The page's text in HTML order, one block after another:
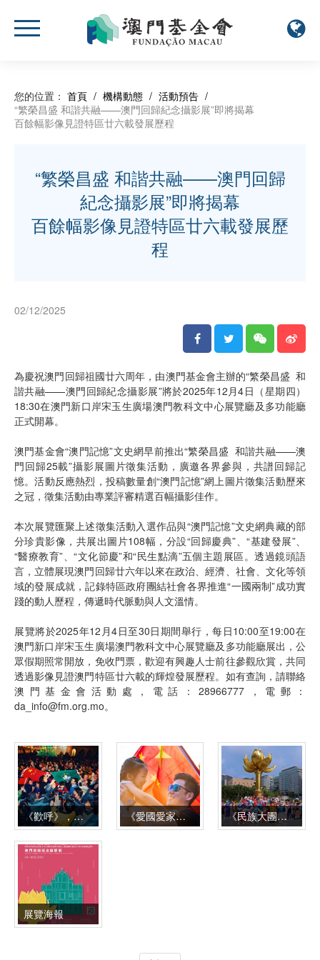
您的位置： 首頁 / 機構動態 / 活動預告 /
“繁榮昌盛 和諧共融——澳門回歸紀念攝影展”即將揭幕
百餘幅影像見證特區廿六載發展歷程
“繁榮昌盛 和諧共融——澳門回歸
紀念攝影展”即將揭幕
百餘幅影像見證特區廿六載發展歷
程
02/12/2025
為慶祝澳門回歸祖國廿六周年，由澳門基金會主辦的“繁榮昌盛 和
諧共融——澳門回歸紀念攝影展”將於2025年12月4日（星期四）
18:30在澳門新口岸宋玉生廣場澳門教科文中心展覽廳及多功能廳
正式開幕。
澳門基金會“澳門記憶”文史網早前推出“繁榮昌盛 和諧共融——澳
門回歸25載”攝影展圖片徵集活動，廣邀各界參與，共譜回歸記
憶。活動反應熱烈，投稿數量創“澳門記憶”網上圖片徵集活動歷來
之冠，徵集活動由專業評審精選百幅攝影佳作。
本次展覽匯聚上述徵集活動入選作品與“澳門記憶”文史網典藏的部
分珍貴影像，共展出圖片108幅，分設“回歸慶典”、“基建發展”、
“醫療教育”、“文化節慶”和“民生點滴”五個主題展區。透過鏡頭語
言，立體展現澳門回歸廿六年以來在政治、經濟、社會、文化等領
域的發展成就，記錄特區政府團結社會各界推進“一國兩制”成功實
踐的動人歷程，傳遞時代脈動與人文溫情。
展覽將於2025年12月4日至30日期間舉行，每日10:00至19:00在
澳門新口岸宋玉生廣場澳門教科文中心展覽廳及多功能廳展出，公
眾假期照常開放，免收門票，歡迎有興趣人士前往參觀欣賞，共同
透過影像見證澳門特區廿六載的輝煌發展歷程。如有查詢，請聯絡
澳門基金會活動處，電話：28966777，電郵：
da_info@fm.org.mo。
《歡呼》，麥慶堅攝 《愛國愛家》，陳永堅攝 《民族大團結》，Allan Tang攝
展覽海報